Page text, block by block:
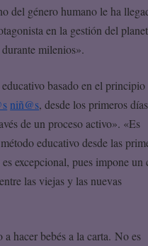
del género humano le ha
en la gestión del
milenios».
basado en el principio
niñ@s, desde los primeros
de un proceso activo». «Es
educativo desde las
excepcional, pues impone un
las viejas y las nuevas
a hacer bebés a la carta. No es